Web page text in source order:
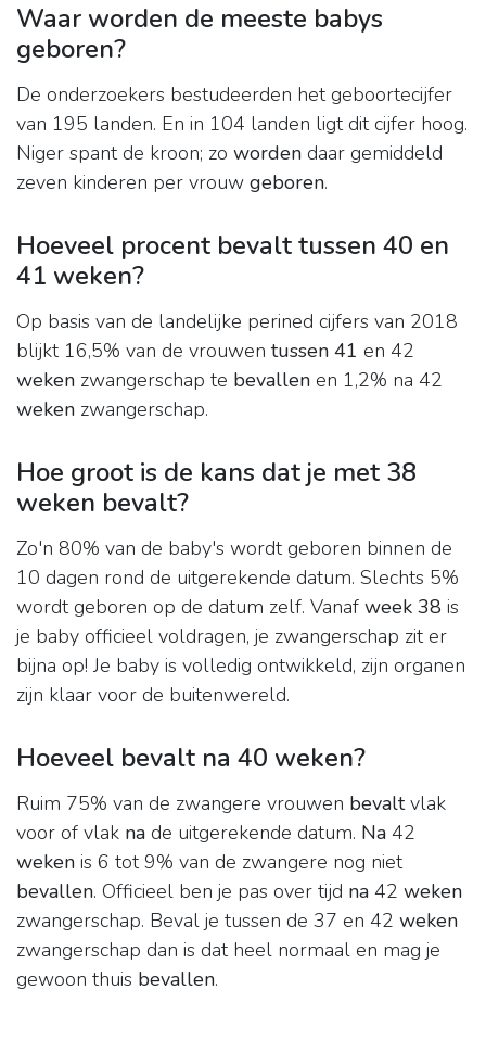
Waar worden de meeste babys
geboren?
De onderzoekers bestudeerden het geboortecijfer
van 195 landen. En in 104 landen ligt dit cijfer hoog.
Niger spant de kroon; zo worden daar gemiddeld
zeven kinderen per vrouw geboren.
Hoeveel procent bevalt tussen 40 en
41 weken?
Op basis van de landelijke perined cijfers van 2018
blijkt 16,5% van de vrouwen tussen 41 en 42
weken zwangerschap te bevallen en 1,2% na 42
weken zwangerschap.
Hoe groot is de kans dat je met 38
weken bevalt?
Zo'n 80% van de baby's wordt geboren binnen de
10 dagen rond de uitgerekende datum. Slechts 5%
wordt geboren op de datum zelf. Vanaf week 38 is
je baby officieel voldragen, je zwangerschap zit er
bijna op! Je baby is volledig ontwikkeld, zijn organen
zijn klaar voor de buitenwereld.
Hoeveel bevalt na 40 weken?
Ruim 75% van de zwangere vrouwen bevaltvlak
voor of vlak na de uitgerekende datum. Na 42
weken is 6 tot 9% van de zwangere nog niet
bevallen. Officieel ben je pas over tijd na 42 weken
zwangerschap. Beval je tussen de 37 en 42 weken
zwangerschap dan is dat heel normaal en mag je
gewoon thuis bevallen.